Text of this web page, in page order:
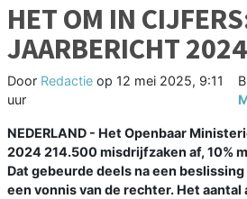
HET OM IN
JAARBERICHT 2024
Door Redactie op 12 mei 2025, 9:11
uur
NEDERLAND - Het Openbaar
2024 214.500 misdrijfzaken af, 10%
Dat gebeurde deels na een
een vonnis van de rechter. Het